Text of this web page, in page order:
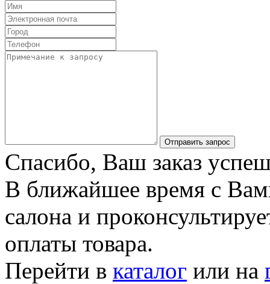
Отправить запрос
Спасибо, Ваш заказ
В ближайшее время с
салона и
оплаты товара.
Перейти в каталог или на